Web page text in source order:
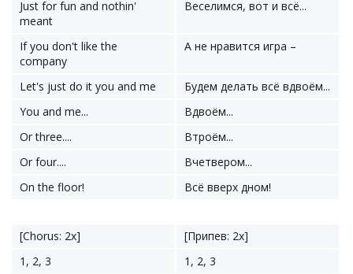
Just for fun and nothin'
meant
Веселимся, вот и всё...
If you don't like the
company
А не нравится игра –
Let's just do it you and me
Будем делать всё вдвоём...
You and me...
Вдвоём...
Or three....
Втроём...
Or four....
Вчетвером...
On the floor!
Всё вверх дном!
[Chorus: 2x]
[Припев: 2x]
1, 2, 3
1, 2, 3